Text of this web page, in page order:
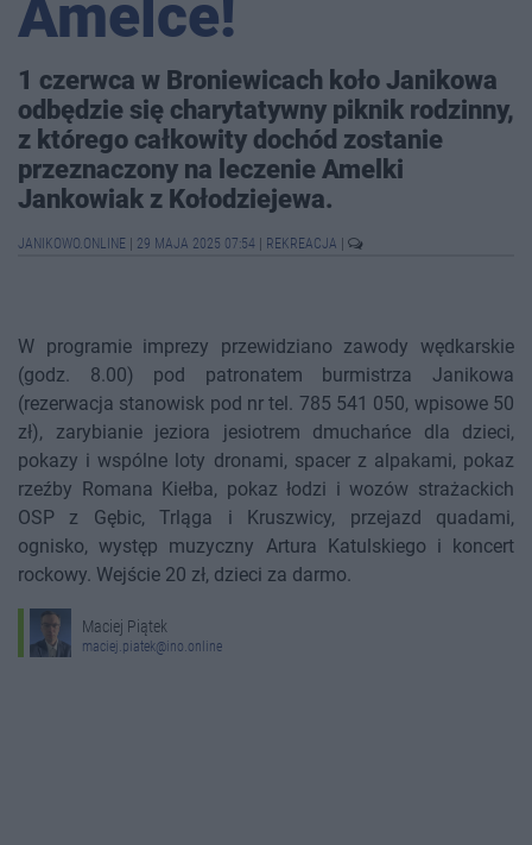
Amelce!
1 czerwca w Broniewicach koło Janikowa
odbędzie się charytatywny piknik rodzinny,
z którego całkowity dochód zostanie
przeznaczony na leczenie Amelki
Jankowiak z Kołodziejewa.
JANIKOWO.ONLINE 29 MAJA 2025 07:54 REKREACJA
W programie imprezy przewidziano zawody wędkarskie
(godz. 8.00) pod patronatem burmistrza Janikowa
(rezerwacja stanowisk pod nr tel. 785 541 050, wpisowe 50
zł), zarybianie jeziora jesiotrem dmuchańce dla dzieci,
pokazy i wspólne loty dronami, spacer z alpakami, pokaz
rzeźby Romana Kiełba, pokaz łodzi i wozów strażackich
OSP z Gębic, Trląga i Kruszwicy, przejazd quadami,
ognisko, występ muzyczny Artura Katulskiego i koncert
rockowy. Wejście 20 zł, dzieci za darmo.
Maciej Piątek
maciej.piatek@ino.online